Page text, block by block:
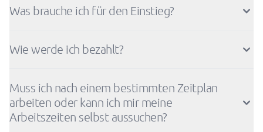
Was brauche ich für den Einstieg?
Wie werde ich bezahlt?
Muss ich nach einem bestimmten Zeitplan
arbeiten oder kann ich mir meine
Arbeitszeiten selbst aussuchen?